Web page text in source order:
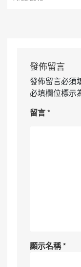
發佈留言
發佈留言必須
必填欄位標示
留言*
顯示名稱*